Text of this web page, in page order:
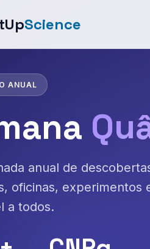
Science
ANUAL
anual de
oficinas,
a todos.